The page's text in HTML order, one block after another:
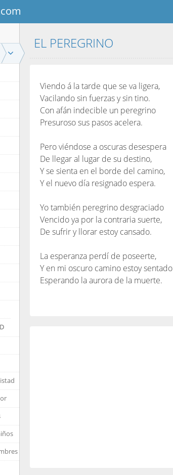
D
EL PEREGRINO
Viendo á la tarde que se va ligera,
Vacilando sin fuerzas y sin tino.
Con afán indecible un peregrino
Presuroso sus pasos acelera.
Pero viéndose a oscuras desespera
De llegar al lugar de su destino,
Y se sienta en el borde del camino,
Y el nuevo día resignado espera.
Yo también peregrino desgraciado
Vencido ya por la contraria suerte,
De sufrir y llorar estoy cansado.
La esperanza perdí de poseerte,
Y en mi oscuro camino estoy sentado
Esperando la aurora de la muerte.